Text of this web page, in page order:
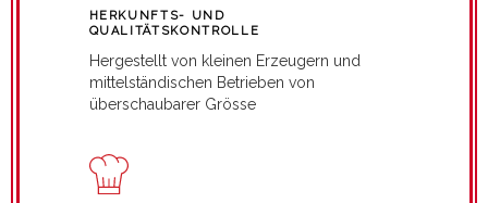
HERKUNFTS- UND
QUALITÄTSKONTROLLE
Hergestellt von kleinen Erzeugern und
mittelständischen Betrieben von
überschaubarer Grösse